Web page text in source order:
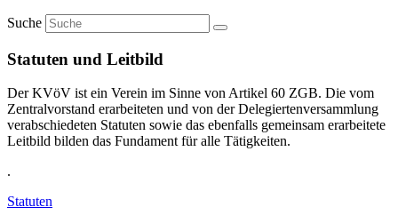
Suche
Statuten und Leitbild
Der KVöV ist ein Verein im Sinne von Artikel 60 ZGB. Die vom
Zentralvorstand erarbeiteten und von der Delegiertenversammlung
verabschiedeten Statuten sowie das ebenfalls gemeinsam erarbeitete
Leitbild bilden das Fundament für alle Tätigkeiten.
.
Statuten